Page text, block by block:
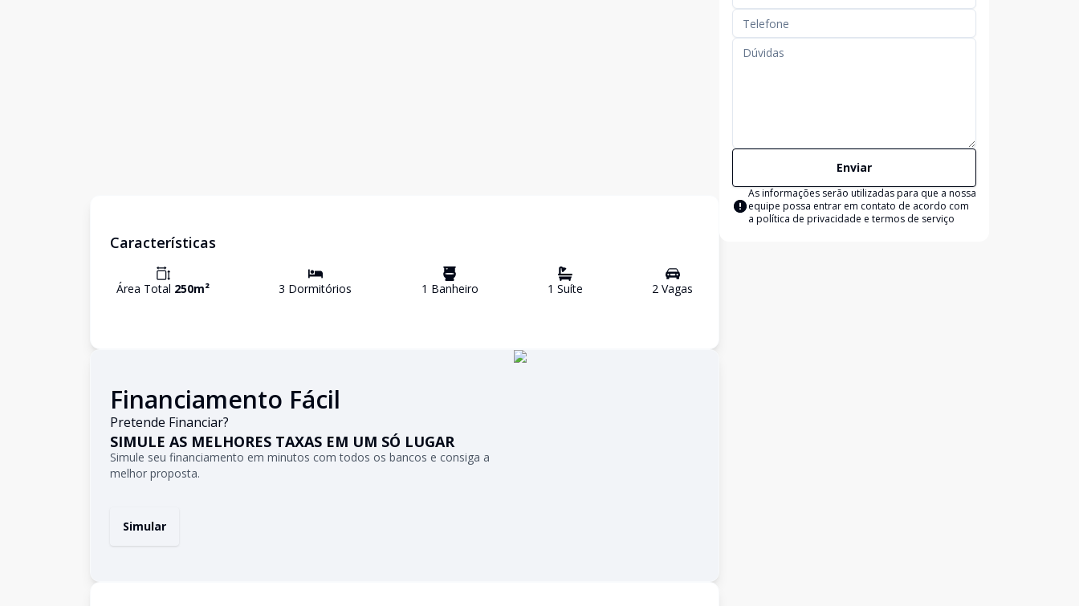
Características
Área Total 250m² 3 Dormitórios 1 Banheiro 1 Suíte 2 Vagas
Financiamento Fácil
Pretende Financiar?
SIMULE AS MELHORES TAXAS EM UM SÓ LUGAR
Simule seu financiamento em minutos com todos os bancos e consiga a
melhor proposta.
Simular
Enviar
As informações serão utilizadas para que a nossa
equipe possa entrar em contato de acordo com
a política de privacidade e termos de serviço